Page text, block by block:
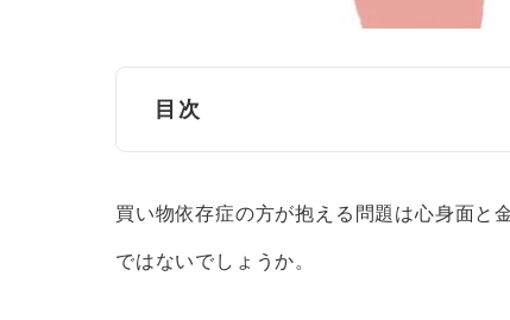
目次
買い物依存症とは？
買い物依存症の方が抱える問題は心身面と
ではないでしょうか。